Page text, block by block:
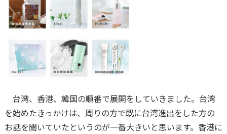
台湾、香港、韓国の順番で展開をしていきました。台湾
を始めたきっかけは、周りの方で既に台湾進出をした方の
お話を聞いていたというのが一番大きいと思います。香港に